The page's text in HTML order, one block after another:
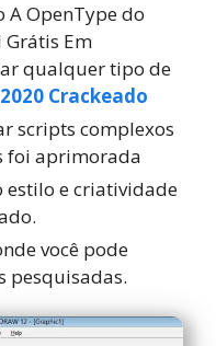
A OpenType do
Grátis Em
qualquer tipo de
Crackeado
scripts complexos
foi aprimorada
estilo e criatividade
você pode
pesquisadas.